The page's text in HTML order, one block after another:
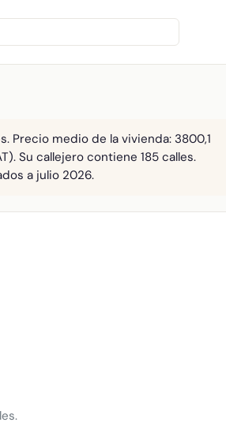
Precio medio de la vivienda: 3800,1
Su callejero contiene 185 calles.
a julio 2026.